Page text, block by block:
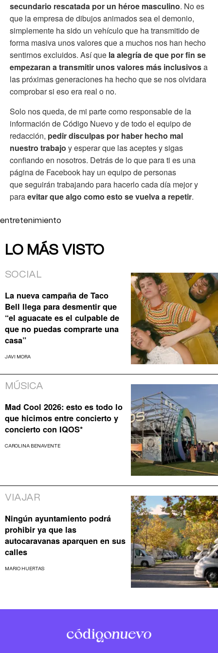
secundario rescatada por un héroe masculino. No es
que la empresa de dibujos animados sea el demonio,
simplemente ha sido un vehículo que ha transmitido de
forma masiva unos valores que a muchos nos han hecho
sentirnos excluidos. Así que la alegría de que por fin se
empezaran a transmitir unos valores más inclusivosa
las próximas generaciones ha hecho que se nos olvidara
comprobar si eso era real o no.
Solo nos queda, de mi parte como responsable de la
información de Código Nuevo y de todo el equipo de
redacción, pedir disculpas por haber hecho mal
nuestro trabajo y esperar que las aceptes y sigas
confiando en nosotros. Detrás de lo que para ti es una
página de Facebook hay un equipo de personas
que seguirán trabajando para hacerlo cada día mejor y
paraevitar que algo como esto se vuelva a repetir.
entretenimiento
LO MÁS VISTO
SOCIAL
La nueva campaña de Taco
Bell llega para desmentir que
“el aguacate es el culpable de
que no puedas comprarte una
casa”
JAVI MORA
MÚSICA
Mad Cool 2026: esto es todo lo
que hicimos entre concierto y
concierto con IQOS*
CAROLINA BENAVENTE
VIAJAR
Ningún ayuntamiento podrá
prohibir ya que las
autocaravanas aparquen en sus
calles
MARIO HUERTAS